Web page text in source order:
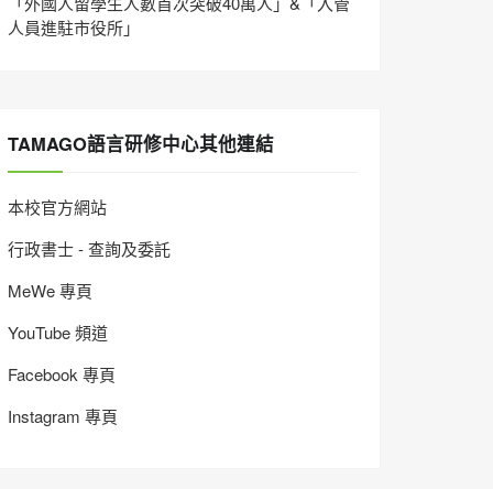
人員進駐市役所」
TAMAGO語言研修中心其他連結
本校官方網站
行政書士 - 查詢及委託
MeWe 專頁
YouTube 頻道
Facebook 專頁
Instagram 專頁